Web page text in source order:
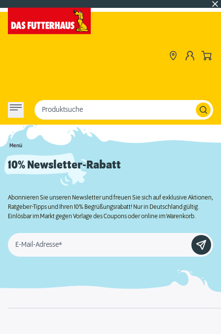
Menü
Produktsuche
10% Newsletter-Rabatt
Abonnieren Sie unseren Newsletter und freuen Sie sich auf exklusive Aktionen,
Ratgeber-Tipps und Ihren 10% Begrüßungsrabatt! Nur in Deutschland gültig.
Einlösbar im Markt gegen Vorlage des Coupons oder online im Warenkorb.
E-Mail-Adresse*